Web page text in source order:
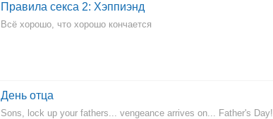
Правила секса 2: Хэппиэнд
Всё хорошо, что хорошо кончается
День отца
Sons, lock up your fathers... vengeance arrives on... Father's Day!